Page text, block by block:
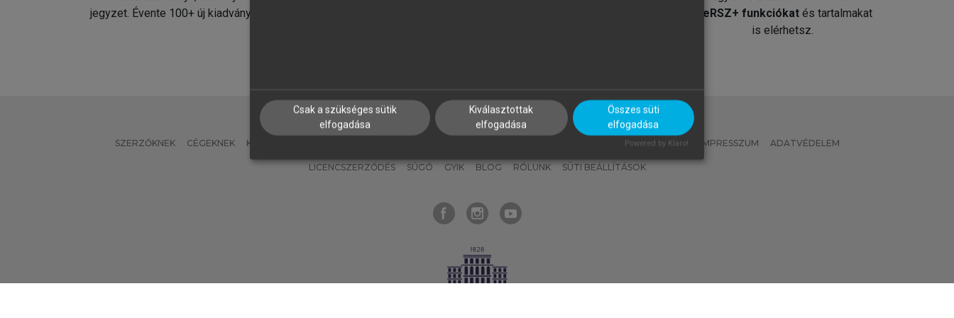
jegyzet. Évente 100+ új kiadvány.
MeRSZ+ funkciókat és tartalmakat
is elérhetsz.
SZERZŐKNEK CÉGEKNEK KÖNYVTÁROSOKNAK MI – ÁLTALÁNOS IRÁNYELVEK IMPRESSZUM ADATVÉDELEM
LICENCSZERZŐDÉS SÚGÓ GYIK BLOG RÓLUNK SÜTI BEÁLLÍTÁSOK
Csak a szükséges sütik
elfogadása
Kiválasztottak
elfogadása
Összes süti
elfogadása
Powered by Klaro!